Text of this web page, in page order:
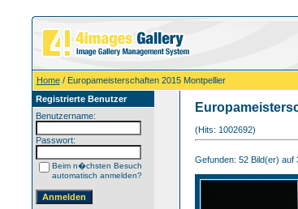
Home/ Europameisterschaften 2015 Montpellier
Registrierte Benutzer
Benutzername:
Passwort:
Beim n�chsten Besuch
automatisch anmelden?
(Hits: 1002692)
Gefunden: 52 Bild(er) auf